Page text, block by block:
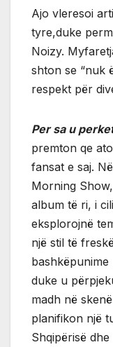
Ajo vleresoi
tyre,duke
Noizy.
shton se “nuk
respekt për
Per sa u
premton qe
fansat e saj.
Morning
album të ri, i
eksplorojnë
një stil të
bashkëpunime
duke u
madh në
planifikon një
Shqipërisë